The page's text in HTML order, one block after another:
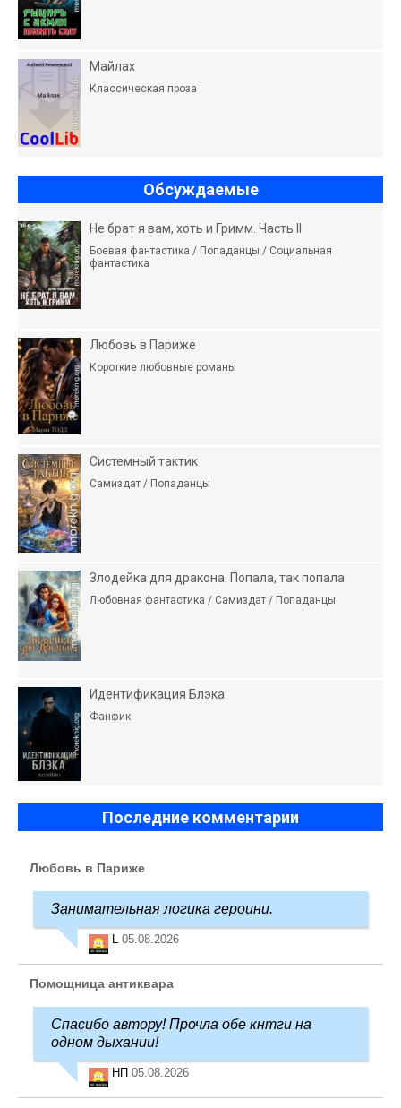
Майлах
Классическая проза
Обсуждаемые
Не брат я вам, хоть и Гримм. Часть II
Боевая фантастика / Попаданцы / Социальная
фантастика
Любовь в Париже
Короткие любовные романы
Системный тактик
Самиздат / Попаданцы
Злодейка для дракона. Попала, так попала
Любовная фантастика / Самиздат / Попаданцы
Идентификация Блэка
Фанфик
Последние комментарии
Любовь в Париже
Занимательная логика героини.
L 05.08.2026
Помощница антиквара
Спасибо автору! Прочла обе кнтги на
одном дыхании!
НП 05.08.2026